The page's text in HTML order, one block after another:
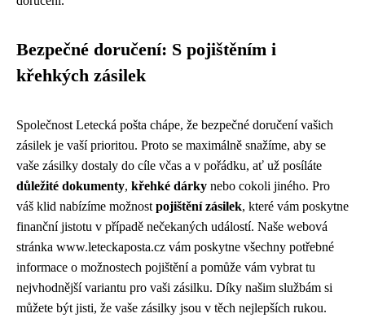
Bezpečné doručení: S pojištěním i
křehkých zásilek
Společnost Letecká pošta chápe, že bezpečné doručení vašich
zásilek je vaší prioritou. Proto se maximálně snažíme, aby se
vaše zásilky dostaly do cíle včas a v pořádku, ať už posíláte
důležité dokumenty, křehké dárky nebo cokoli jiného. Pro
váš klid nabízíme možnost pojištění zásilek, které vám poskytne
finanční jistotu v případě nečekaných událostí. Naše webová
stránka www.leteckaposta.cz vám poskytne všechny potřebné
informace o možnostech pojištění a pomůže vám vybrat tu
nejvhodnější variantu pro vaši zásilku. Díky našim službám si
můžete být jisti, že vaše zásilky jsou v těch nejlepších rukou.